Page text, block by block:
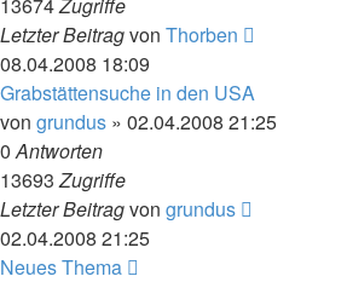
Letzter Beitragvon Thorben
08.04.2008 18:09
Grabstättensuche in den USA
von grundus » 02.04.2008 21:25
0Antworten
13693Zugriffe
Letzter Beitragvon grundus
02.04.2008 21:25
Neues Thema